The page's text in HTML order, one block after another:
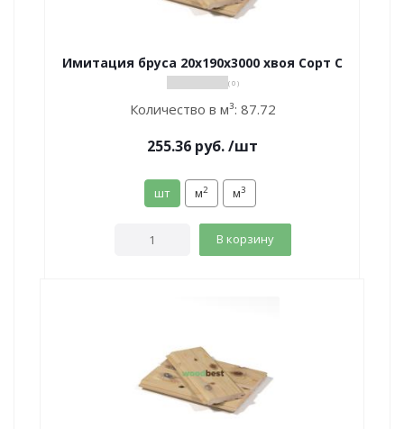
Имитация бруса 20х190х3000 хвоя Сорт С
( 0 )
Количество в м³: 87.72
255.36 руб./шт
шт м2 м3
В корзину